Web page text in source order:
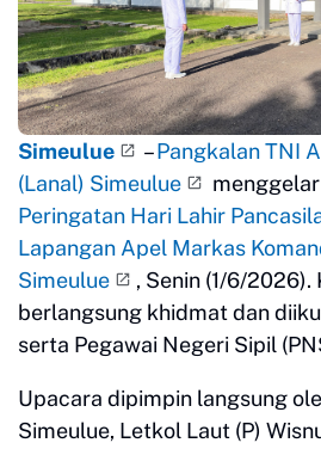
Simeulue –Pangkalan TNI
(Lanal) Simeulue
menggelar
Peringatan Hari Lahir
Lapangan Apel Markas
Simeulue
, Senin (1/6/
berlangsung khidmat dan
serta Pegawai Negeri Sipil
Upacara dipimpin langsung
Simeulue, Letkol Laut (P)